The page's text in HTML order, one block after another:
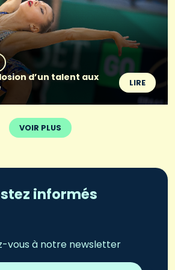
d’un talent aux
LIRE
VOIR PLUS
informés
vous à notre newsletter